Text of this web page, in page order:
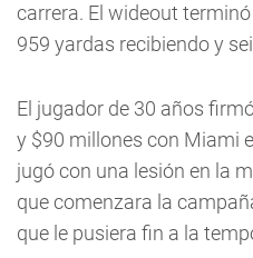
carrera. El wideout
959 yardas recibiendo y
El jugador de 30 años
y $90 millones con Miami
jugó con una lesión en la
que comenzara la
que le pusiera fin a la